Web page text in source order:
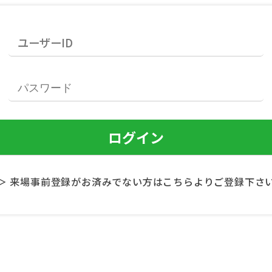
来場事前登録がお済みでない方はこちらよりご登録下さ